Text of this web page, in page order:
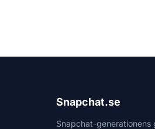
Snapchat.se
Snapchat-generationens